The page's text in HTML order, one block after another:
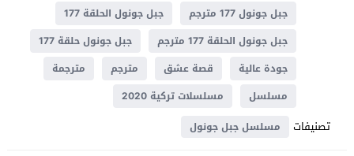
جبل جونول 177 مترجم
جبل جونول الحلقة 177
جبل جونول الحلقة 177 مترجم
جبل جونول حلقة 177
جودة عالية
قصة عشق مترجم
مترجمة
مسلسل
مسلسلات تركية 2020
تصنيفات مسلسل جبل جونول